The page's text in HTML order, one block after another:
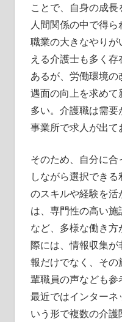
ことで、自身の成
人間関係の中で得
職業の大きなやり
える介護士も多く
あるが、労働環境
遇面の向上を求め
多い。介護職は需
事業所で求人が出て
そのため、自分に
しながら選択でき
のスキルや経験を
は、専門性の高い
など、多様な働き方
際には、情報収集
報だけでなく、そ
輩職員の声なども参
最近ではインターネ
いう形で複数の介